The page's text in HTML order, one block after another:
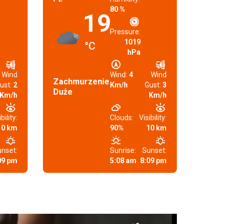
Wind
2
Km/h
km
pm
19
°C
Zachmurzenie
Duże
80 %
Pressure:
1019
hPa
Wind: 4
Km/h
Wind
Gust: 3
Km/h
Clouds:
90%
Visibility:
10 km
Sunrise:
5:08 am
Sunset:
8:09 pm